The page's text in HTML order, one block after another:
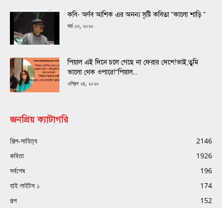
কবি- অর্ণব আশিক এর অনন্য সৃষ্টি কবিতা “কালো শাড়ি ”
মার্চ ১৩, ২০২০
পিয়াল এই দিনে চলে গেছে না ফেরার দেশে!ভাই,তুমি
ভালো থেক ওপারে!“পিয়াল...
এপ্রিল ২৪, ২০২০
জনপ্রিয় ক্যাটাগরি
শিল্প-সাহিত্য
2146
কবিতা
1926
সর্বশেষ
196
হাই লাইটস ১
174
গল্প
152